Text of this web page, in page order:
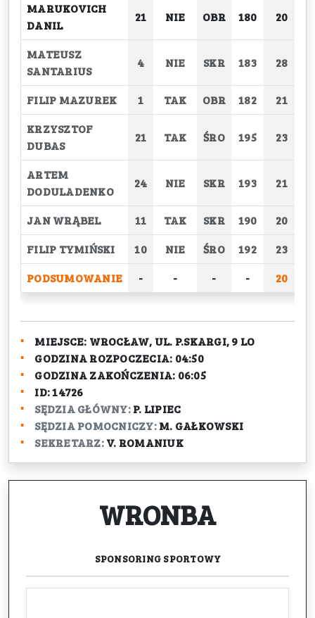
MARUKOVICH
DANIL
21 NIE OBR 180 20
MATEUSZ
SANTARIUS
4 NIE SKR 183 28
FILIP MAZUREK 1 TAK OBR 182
21
KRZYSZTOF
DUBAS
21 TAK ŚRO 195 23
ARTEM
DODULADENKO
24 NIE SKR 193 21
JAN WRĄBEL 11 TAK SKR 190
20
FILIP TYMIŃSKI
10 NIE ŚRO 192
23
PODSUMOWANIE
- - - - 20
MIEJSCE: WROCŁAW, UL. P.SKARGI, 9 LO
GODZINA ROZPOCZECIA: 04:50
GODZINA ZAKOŃCZENIA: 06:05
ID:14726
SĘDZIA GŁÓWNY: P. LIPIEC
SĘDZIA POMOCNICZY: M. GAŁKOWSKI
SEKRETARZ: V. ROMANIUK
WRONBA
SPONSORING SPORTOWY